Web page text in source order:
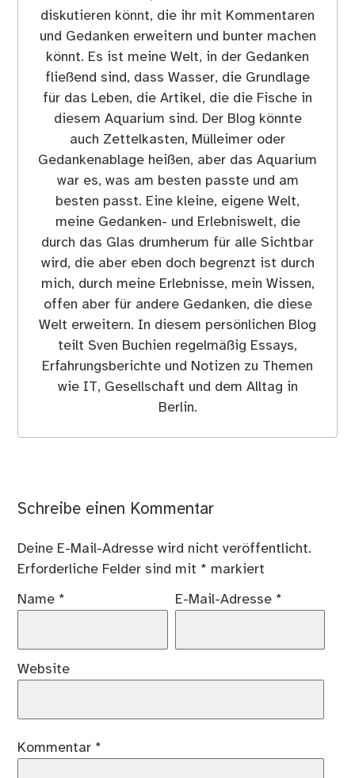
diskutieren könnt, die ihr mit Kommentaren
und Gedanken erweitern und bunter machen
könnt. Es ist meine Welt, in der Gedanken
fließend sind, dass Wasser, die Grundlage
für das Leben, die Artikel, die die Fische in
diesem Aquarium sind. Der Blog könnte
auch Zettelkasten, Mülleimer oder
Gedankenablage heißen, aber das Aquarium
war es, was am besten passte und am
besten passt. Eine kleine, eigene Welt,
meine Gedanken- und Erlebniswelt, die
durch das Glas drumherum für alle Sichtbar
wird, die aber eben doch begrenzt ist durch
mich, durch meine Erlebnisse, mein Wissen,
offen aber für andere Gedanken, die diese
Welt erweitern. In diesem persönlichen Blog
teilt Sven Buchien regelmäßig Essays,
Erfahrungsberichte und Notizen zu Themen
wie IT, Gesellschaft und dem Alltag in
Berlin.
Schreibe einen Kommentar
Deine E-Mail-Adresse wird nicht veröffentlicht.
Erforderliche Felder sind mit * markiert
Name * E-Mail-Adresse *
Website
Kommentar *